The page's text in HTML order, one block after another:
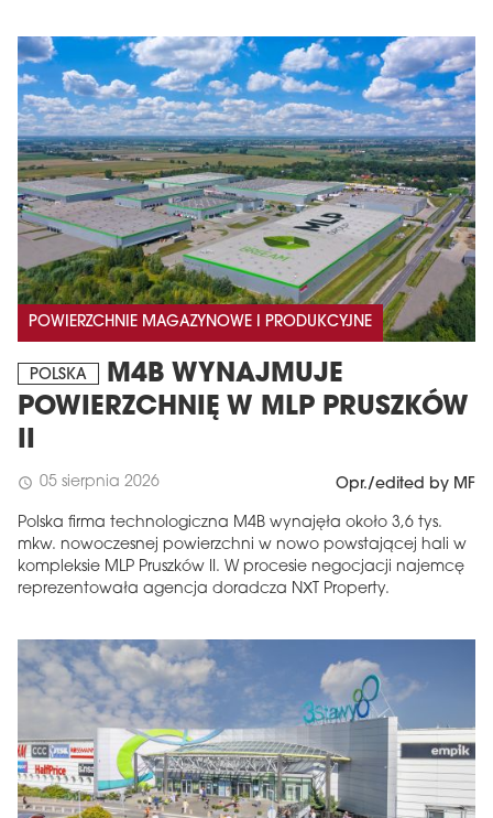
POWIERZCHNIE MAGAZYNOWE I PRODUKCYJNE
POLSKA
M4B WYNAJMUJE
POWIERZCHNIĘ W MLP PRUSZKÓW
II
schedule 05 sierpnia 2026 Opr./edited by MF
Polska firma technologiczna M4B wynajęła około 3,6 tys.
mkw. nowoczesnej powierzchni w nowo powstającej hali w
kompleksie MLP Pruszków II. W procesie negocjacji najemcę
reprezentowała agencja doradcza NXT Property.